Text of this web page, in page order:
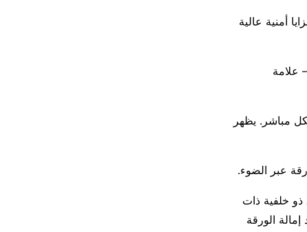
سابقاتها، بمزايا أمنية عالية
علامة
مباشر. يظهر
عبر الضوء.
ذو خلفية ذات
الورقة